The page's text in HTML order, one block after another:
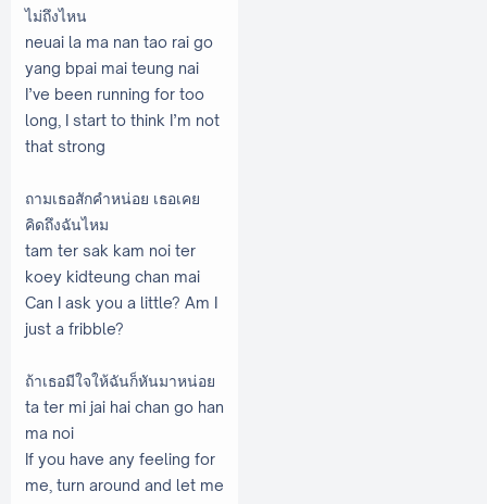
ไม่ถึงไหน
neuai la ma nan tao rai go
yang bpai mai teung nai
I’ve been running for too
long, I start to think I’m not
that strong
ถามเธอสักคำหน่อย เธอเคย
คิดถึงฉันไหม
tam ter sak kam noi ter
koey kidteung chan mai
Can I ask you a little? Am I
just a fribble?
ถ้าเธอมีใจให้ฉันก็หันมาหน่อย
ta ter mi jai hai chan go han
ma noi
If you have any feeling for
me, turn around and let me